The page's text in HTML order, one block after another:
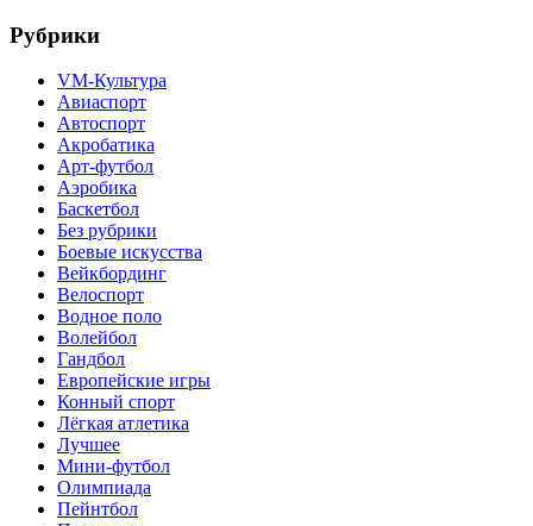
Рубрики
VM-Культура
Авиаспорт
Автоспорт
Акробатика
Арт-футбол
Аэробика
Баскетбол
Без рубрики
Боевые искусства
Вейкбординг
Велоспорт
Водное поло
Волейбол
Гандбол
Европейские игры
Конный спорт
Лёгкая атлетика
Лучшее
Мини-футбол
Олимпиада
Пейнтбол